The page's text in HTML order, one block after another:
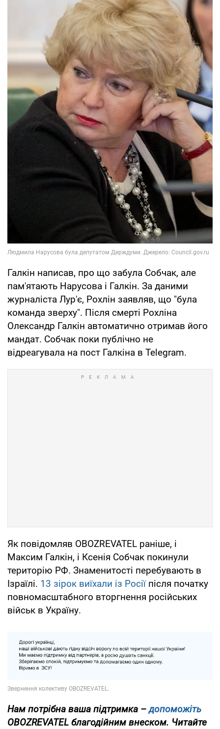
Галкін написав, про що забула Собчак, але
пам'ятають Нарусова і Галкін. За даними
журналіста Лур'є, Рохлін заявляв, що "була
команда зверху". Після смерті Рохліна
Олександр Галкін автоматично отримав його
мандат. Собчак поки публічно не
відреагувала на пост Галкіна в Telegram.
Як повідомляв OBOZREVATEL раніше, і
Максим Галкін, і Ксенія Собчак покинули
територію РФ. Знаменитості перебувають в
Ізраїлі. 13 зірок виїхали із Росіїпісля початку
повномасштабного вторгнення російських
військ в Україну.
Нам потрібна ваша підтримка –допоможіть
OBOZREVATEL благодійним внеском. Читайте